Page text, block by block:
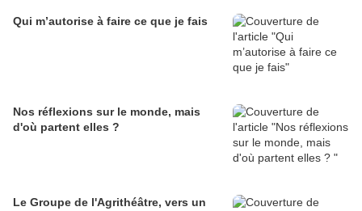
Qui m’autorise à faire ce que je fais
Nos réflexions sur le monde, mais
d'où partent elles ?
Le Groupe de l'Agrithéâtre, vers un